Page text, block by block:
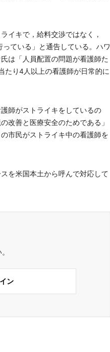
イキで，給料交渉ではなく，
ている」と通告している。ハワ
は「人員配置の問題が看護師た
たり4人以上の看護師が日常的に
師がストライキをしているの
改善と医療安全のためである」
市民がストライキ中の看護師を
を米国本土から呼んで対応して
ン